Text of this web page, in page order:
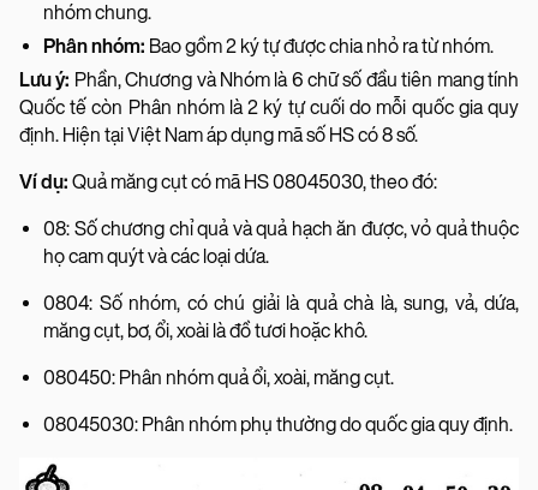
nhóm chung.
Phân nhóm: Bao gồm 2 ký tự được chia nhỏ ra từ nhóm.
Lưu ý: Phần, Chương và Nhóm là 6 chữ số đầu tiên mang tính
Quốc tế còn Phân nhóm là 2 ký tự cuối do mỗi quốc gia quy
định. Hiện tại Việt Nam áp dụng mã số HS có 8 số.
Ví dụ: Quả măng cụt có mã HS 08045030, theo đó:
08: Số chương chỉ quả và quả hạch ăn được, vỏ quả thuộc
họ cam quýt và các loại dứa.
0804: Số nhóm, có chú giải là quả chà là, sung, vả, dứa,
măng cụt, bơ, ổi, xoài là đồ tươi hoặc khô.
080450: Phân nhóm quả ổi, xoài, măng cụt.
08045030: Phân nhóm phụ thường do quốc gia quy định.